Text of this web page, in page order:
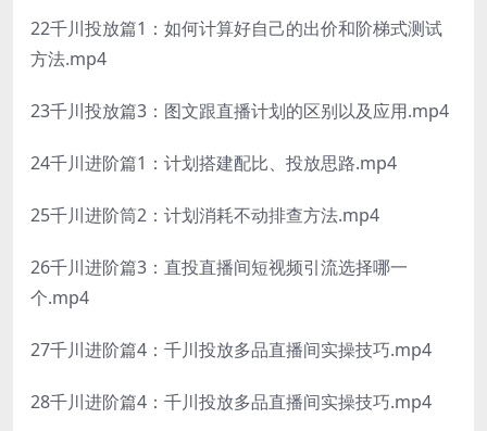
22千川投放篇1：如何计算好自己的出价和阶梯式测试
方法.mp4
23千川投放篇3：图文跟直播计划的区别以及应用.mp4
24千川进阶篇1：计划搭建配比、投放思路.mp4
25千川进阶筒2：计划消耗不动排查方法.mp4
26千川进阶篇3：直投直播间短视频引流选择哪一
个.mp4
27千川进阶篇4：千川投放多品直播间实操技巧.mp4
28千川进阶篇4：千川投放多品直播间实操技巧.mp4